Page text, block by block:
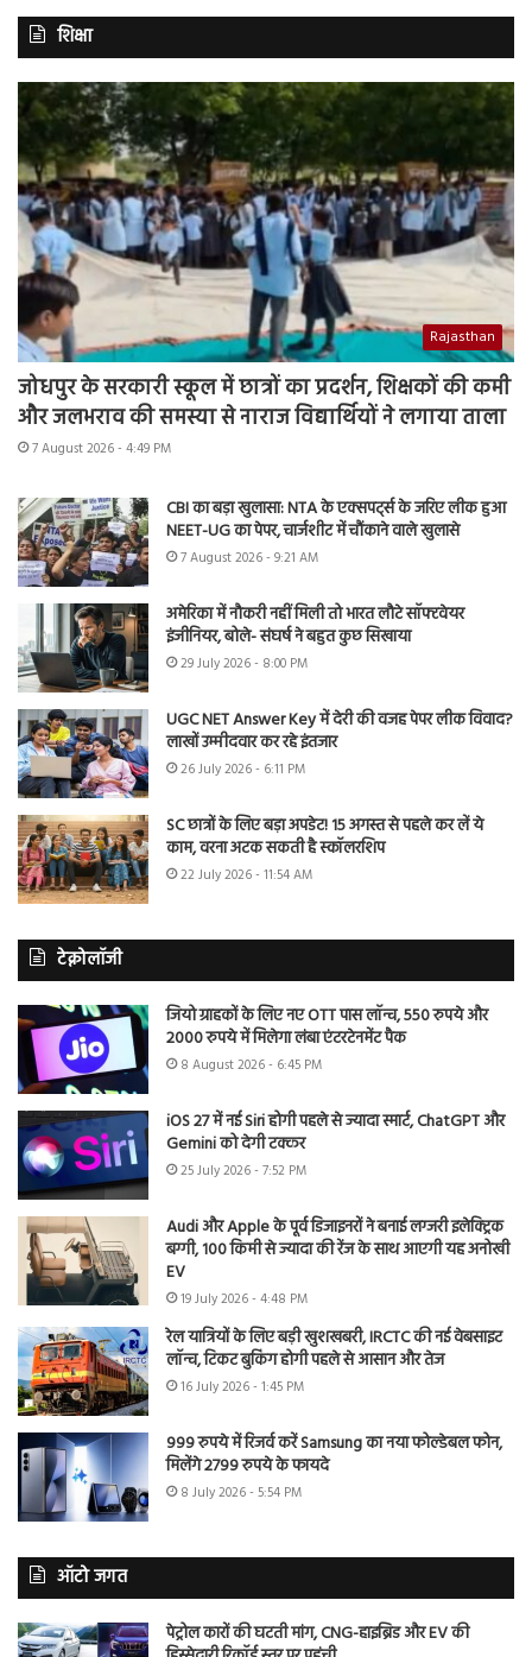
शिक्षा
Rajasthan
जोधपुर के सरकारी स्कूल में छात्रों का प्रदर्शन, शिक्षकों की कमी
और जलभराव की समस्या से नाराज विद्यार्थियों ने लगाया ताला
7 August 2026 - 4:49 PM
CBI का बड़ा खुलासा: NTA के एक्सपर्ट्स के जरिए लीक हुआ
NEET-UG का पेपर, चार्जशीट में चौंकाने वाले खुलासे
7 August 2026 - 9:21 AM
अमेरिका में नौकरी नहीं मिली तो भारत लौटे सॉफ्टवेयर
इंजीनियर, बोले- संघर्ष ने बहुत कुछ सिखाया
29 July 2026 - 8:00 PM
UGC NET Answer Key में देरी की वजह पेपर लीक विवाद?
लाखों उम्मीदवार कर रहे इंतजार
26 July 2026 - 6:11 PM
SC छात्रों के लिए बड़ा अपडेट! 15 अगस्त से पहले कर लें ये
काम, वरना अटक सकती है स्कॉलरशिप
22 July 2026 - 11:54 AM
टेक्नोलॉजी
जियो ग्राहकों के लिए नए OTT पास लॉन्च, 550 रुपये और
2000 रुपये में मिलेगा लंबा एंटरटेनमेंट पैक
8 August 2026 - 6:45 PM
iOS 27 में नई Siri होगी पहले से ज्यादा स्मार्ट, ChatGPT और
Gemini को देगी टक्कर
25 July 2026 - 7:52 PM
Audi और Apple के पूर्व डिजाइनरों ने बनाई लग्जरी इलेक्ट्रिक
बग्गी, 100 किमी से ज्यादा की रेंज के साथ आएगी यह अनोखी
EV
19 July 2026 - 4:48 PM
रेल यात्रियों के लिए बड़ी खुशखबरी, IRCTC की नई वेबसाइट
लॉन्च, टिकट बुकिंग होगी पहले से आसान और तेज
16 July 2026 - 1:45 PM
999 रुपये में रिजर्व करें Samsung का नया फोल्डेबल फोन,
मिलेंगे 2799 रुपये के फायदे
8 July 2026 - 5:54 PM
ऑटो जगत
पेट्रोल कारों की घटती मांग, CNG-हाइब्रिड और EV की